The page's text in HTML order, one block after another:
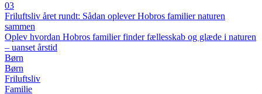
03
Friluftsliv året rundt: Sådan oplever Hobros familier naturen
sammen
Oplev hvordan Hobros familier finder fællesskab og glæde i naturen
– uanset årstid
Børn
Børn
Friluftsliv
Familie